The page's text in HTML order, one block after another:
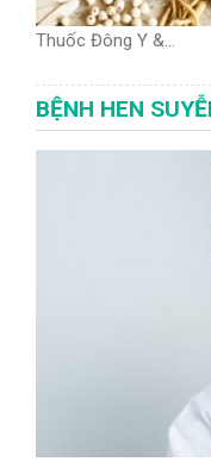
Thuốc Đông Y &...
BỆNH HEN